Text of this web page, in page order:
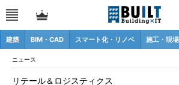
建築 BIM・CAD スマート化・リノベ 施工・現
ニュース
リテール＆ロジスティクス